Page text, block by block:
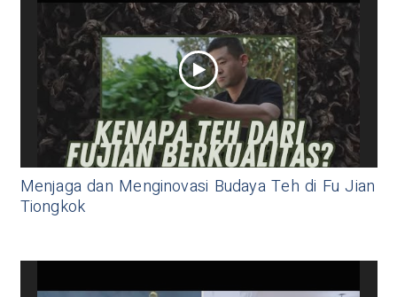
Menjaga dan Menginovasi Budaya Teh di Fu Jian
Tiongkok